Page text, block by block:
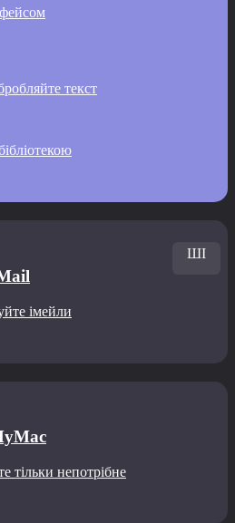
текст
імейли
ШІ
тільки непотрібне